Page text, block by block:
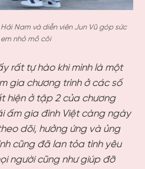
Nam và diễn viên Jun Vũ góp sức
nhỏ mồ côi
rất tự hào khi mình là một
gia chương trình ở các số
hiện ở tập 2 của chương
ấm gia đình Việt càng ngày
dõi, hưởng ứng và ủng
cũng đã lan tỏa tình yêu
người cũng như giúp đỡ